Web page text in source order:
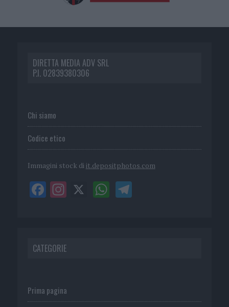
DIRETTA MEDIA ADV SRL
P.I. 02839380306
Chi siamo
Codice etico
Immagini stock di it.depositphotos.com
CATEGORIE
Prima pagina